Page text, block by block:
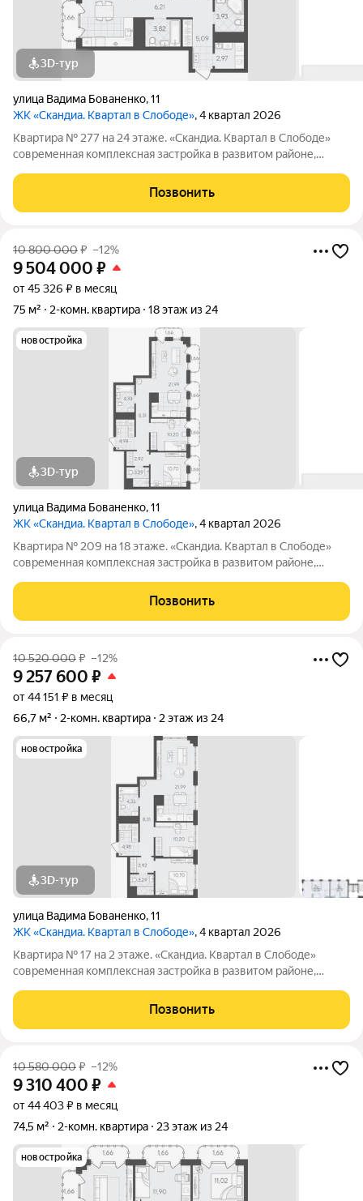
3D-тур
улица Вадима Бованенко,11
ЖК «Скандиа. Квартал в Слободе», 4 квартал 2026
Квартира № 277 на 24 этаже. «Скандиа. Квартал в Слободе»
современная комплексная застройка в развитом районе,
многоуровневых паркингов. Доминантами проекта станут две
24-этажные секции. Квартал
Позвонить
10 800 000₽ –12%
9 504 000 ₽
от 45 326 ₽ в месяц
75 м²
2-комн. квартира 18 этаж из 24
новостройка
3D-тур
улица Вадима Бованенко,11
ЖК «Скандиа. Квартал в Слободе», 4 квартал 2026
Квартира № 209 на 18 этаже. «Скандиа. Квартал в Слободе»
современная комплексная застройка в развитом районе,
многоуровневых паркингов. Доминантами проекта станут две
24-этажные секции. Квартал
Позвонить
10 520 000₽ –12%
9 257 600 ₽
от 44 151 ₽ в месяц
66,7 м²
2-комн. квартира 2 этаж из 24
новостройка
3D-тур
улица Вадима Бованенко,11
ЖК «Скандиа. Квартал в Слободе», 4 квартал 2026
Квартира № 17 на 2 этаже. «Скандиа. Квартал в Слободе»
современная комплексная застройка в развитом районе,
многоуровневых паркингов. Доминантами проекта станут две
24-этажные секции. Квартал
Позвонить
10 580 000₽ –12%
9 310 400 ₽
от 44 403 ₽ в месяц
74,5 м²
2-комн. квартира 23 этаж из 24
новостройка